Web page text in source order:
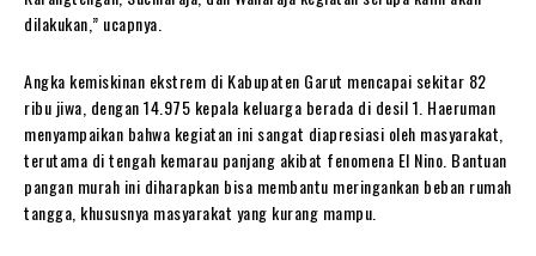
dilakukan,” ucapnya.
Angka kemiskinan ekstrem di Kabupaten Garut mencapai sekitar 82
ribu jiwa, dengan 14.975 kepala keluarga berada di desil 1. Haeruman
menyampaikan bahwa kegiatan ini sangat diapresiasi oleh masyarakat,
terutama di tengah kemarau panjang akibat fenomena El Nino. Bantuan
pangan murah ini diharapkan bisa membantu meringankan beban rumah
tangga, khususnya masyarakat yang kurang mampu.